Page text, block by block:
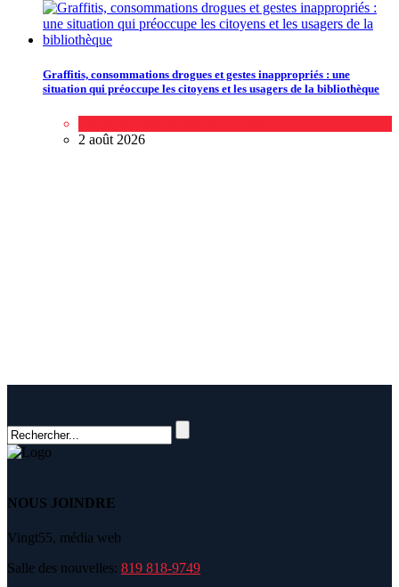
Graffitis, consommations drogues et gestes inappropriés : une
situation qui préoccupe les citoyens et les usagers de la bibliothèque
2 août 2026
NOUS JOINDRE
Vingt55, média web
Salle des nouvelles: 819 818-9749